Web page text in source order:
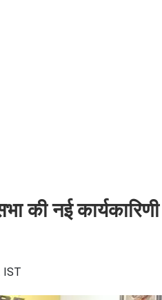
की नई
IST